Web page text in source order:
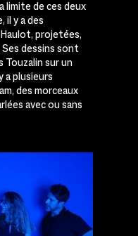
limite de ces deux
il y a des
projetées,
Ses dessins sont
Touzalin sur un
a plusieurs
des morceaux
avec ou sans